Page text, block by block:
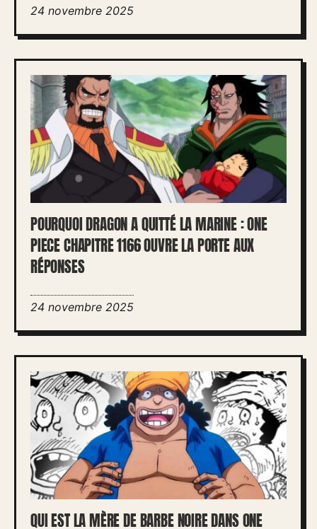
24 novembre 2025
POURQUOI DRAGON A QUITTÉ LA MARINE : ONE
PIECE CHAPITRE 1166 OUVRE LA PORTE AUX
RÉPONSES
24 novembre 2025
QUI EST LA MÈRE DE BARBE NOIRE DANS ONE